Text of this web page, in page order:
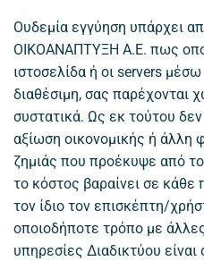
Ουδεμία εγγύηση υπάρχει
ΟΙΚΟΑΝΑΠΤΥΞΗ Α.Ε. πως
ιστοσελίδα ή οι servers
διαθέσιμη, σας παρέχονται
συστατικά. Ως εκ τούτου
αξίωση οικονομικής ή
ζημιάς που προέκυψε από
το κόστος βαραίνει σε κάθε
τον ίδιο τον επισκέπτη/
οποιοδήποτε τρόπο με
υπηρεσίες Διαδικτύου είναι